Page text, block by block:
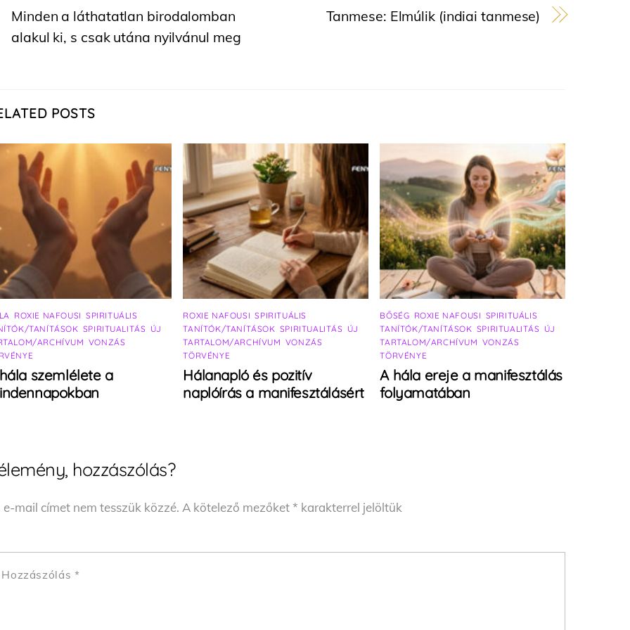
Minden a láthatatlan birodalomban
alakul ki, s csak utána nyilvánul meg
Tanmese: Elmúlik (indiai tanmese)
POSTS
ROXIE NAFOUSI SPIRITUÁLIS
TANÍTÁSOK SPIRITUALITÁS ÚJ
ARCHÍVUM VONZÁS
szemlélete a
ROXIE NAFOUSI ,SPIRITUÁLIS
TANÍTÓK/TANÍTÁSOK SPIRITUALITÁS ÚJ
TARTALOM/ARCHÍVUM VONZÁS
TÖRVÉNYE
Hálanapló és pozitív
naplóírás a manifesztálásért
BŐSÉG ROXIE NAFOUSI SPIRITUÁLIS
TANÍTÓK/TANÍTÁSOK SPIRITUALITÁS ÚJ
TARTALOM/ARCHÍVUM VONZÁS
TÖRVÉNYE
A hála ereje a manifesztálás
folyamatában
hozzászólás?
e-mail címet nem tesszük közzé. A kötelező mezőket* karakterrel jelöltük
Hozzászólás *